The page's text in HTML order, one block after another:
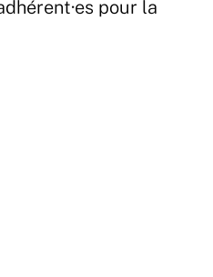
pour la